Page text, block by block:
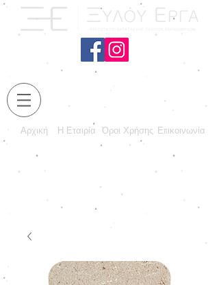
Αρχική Η Εταιρία Όροι Χρήσης Επικοινωνία